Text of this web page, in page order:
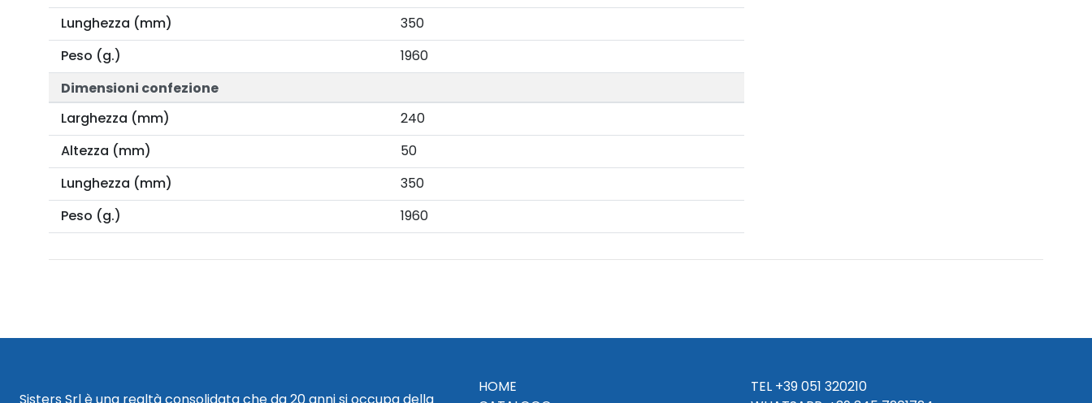
Lunghezza (mm)
350
Peso (g.)
1960
Dimensioni confezione
Larghezza (mm)
240
Altezza (mm)
50
Lunghezza (mm)
350
Peso (g.)
1960
HOME
TEL +39 051 320210